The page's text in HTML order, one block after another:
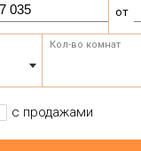
от
Кол-во комнат
с продажами